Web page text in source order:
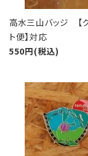
高水三山バッジ 【
ト便】対応
550円(税込)